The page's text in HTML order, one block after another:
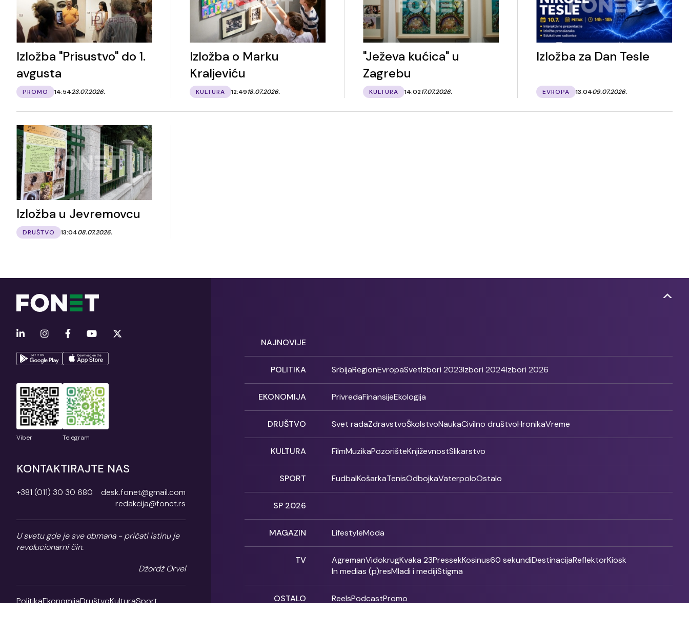
Izložba "Prisustvo" do 1.
avgusta
PROMO 14:5423.07.2026.
Izložba o Marku
Kraljeviću
KULTURA 12:4918.07.2026.
"Ježeva kućica" u
Zagrebu
KULTURA 14:0217.07.2026.
Izložba za Dan Tesle
EVROPA 13:0409.07.2026.
Izložba u Jevremovcu
DRUŠTVO 13:0408.07.2026.
Viber Telegram
KONTAKTIRAJTE NAS
+381 (011) 30 30 680
desk.fonet@gmail.com
redakcija@fonet.rs
U svetu gde je sve obmana - pričati istinu je
revolucionarni čin.
Džordž Orvel
PolitikaEkonomijaDruštvoKulturaSport
NAJNOVIJE
POLITIKA SrbijaRegionEvropaSvetIzbori 2023Izbori 2024Izbori 2026
EKONOMIJA PrivredaFinansijeEkologija
DRUŠTVO Svet radaZdravstvoŠkolstvoNaukaCivilno društvoHronikaVreme
KULTURA FilmMuzikaPozorišteKnjiževnostSlikarstvo
SPORT FudbalKošarkaTenisOdbojkaVaterpoloOstalo
SP 2026
MAGAZIN LifestyleModa
TV AgremanVidokrugKvaka 23PressekKosinus60 sekundiDestinacijaReflektorKiosk
In medias (p)resMladi i medijiStigma
OSTALO ReelsPodcastPromo